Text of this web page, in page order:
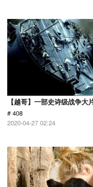
【越哥】一部史诗级战争大
# 408
2020-04-27 02:24